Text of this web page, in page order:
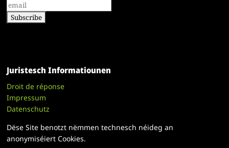
Juristesch Informatiounen
Droit de réponse
Impressum
Datenschutz
Dëse Site benotzt nëmmen technesch néideg an
anonymiséiert Cookies.